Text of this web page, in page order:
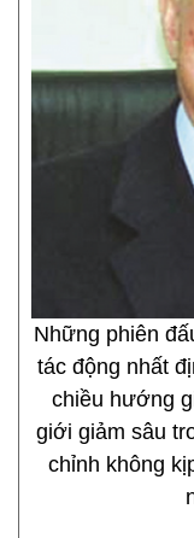
Những phiên
tác động nhất
chiều hướng
giới giảm sâu
chỉnh không